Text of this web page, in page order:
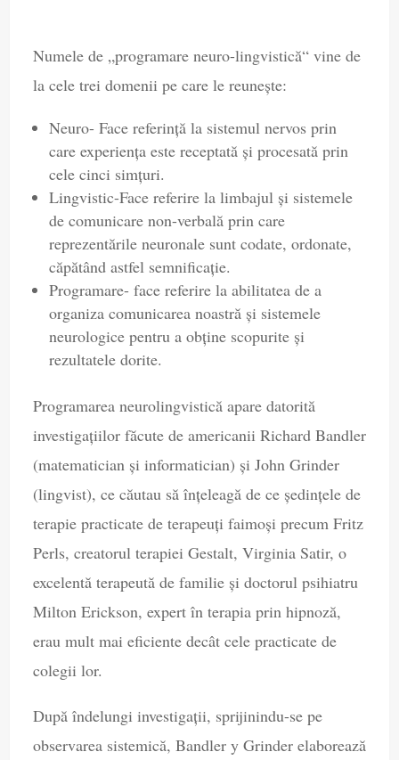
Numele de „programare neuro-lingvistică“ vine de
la cele trei domenii pe care le reuneşte:
Neuro- Face referinţă la sistemul nervos prin
care experienţa este receptată şi procesată prin
cele cinci simţuri.
Lingvistic-Face referire la limbajul şi sistemele
de comunicare non-verbală prin care
reprezentările neuronale sunt codate, ordonate,
căpătând astfel semnificaţie.
Programare- face referire la abilitatea de a
organiza comunicarea noastră şi sistemele
neurologice pentru a obţine scopurite şi
rezultatele dorite.
Programarea neurolingvistică apare datorită
investigaţiilor făcute de americanii Richard Bandler
(matematician şi informatician) şi John Grinder
(lingvist), ce căutau să înţeleagă de ce şedinţele de
terapie practicate de terapeuţi faimoşi precum Fritz
Perls, creatorul terapiei Gestalt, Virginia Satir, o
excelentă terapeută de familie şi doctorul psihiatru
Milton Erickson, expert în terapia prin hipnoză,
erau mult mai eficiente decât cele practicate de
colegii lor.
După îndelungi investigaţii, sprijinindu-se pe
observarea sistemică, Bandler y Grinder elaborează